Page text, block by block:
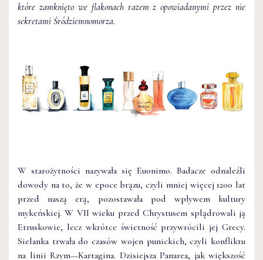
które zamknięto we flakonach razem z opowiadanymi przez nie
sekretami Śródziemnomorza.
W starożytności nazywała się Euonimo. Badacze odnaleźli
dowody na to, że w epoce brązu, czyli mniej więcej 1200 lat
przed naszą erą, pozostawała pod wpływem kultury
mykeńskiej. W VII wieku przed Chrystusem splądrowali ją
Etruskowie, lecz wkrótce świetność przywrócili jej Grecy.
Sielanka trwała do czasów wojen punickich, czyli konfliktu
na linii Rzym—Kartagina. Dzisiejsza Panarea, jak większość